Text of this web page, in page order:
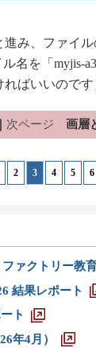
み、ファイル
名を「myjis-
ばいいのです
次ページ 画層
2 3 4 5 6
ファクトリー教
結果レポート
ト
年4月）